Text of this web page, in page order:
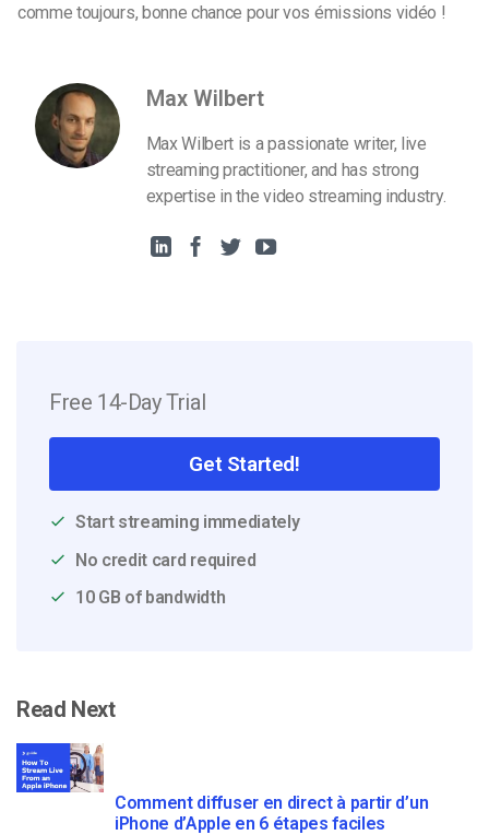
comme toujours, bonne chance pour vos émissions vidéo !
Max Wilbert
Max Wilbert is a passionate writer, live
streaming practitioner, and has strong
expertise in the video streaming industry.
Free 14-Day Trial
Get Started!
Start streaming immediately
No credit card required
10 GB of bandwidth
Read Next
Comment diffuser en direct à partir d’un
iPhone d’Apple en 6 étapes faciles